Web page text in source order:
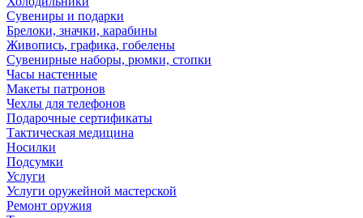
Сувениры и подарки
Брелоки, значки, карабины
Живопись, графика, гобелены
Сувенирные наборы, рюмки, стопки
Часы настенные
Макеты патронов
Чехлы для телефонов
Подарочные сертификаты
Тактическая медицина
Носилки
Подсумки
Услуги
Услуги оружейной мастерской
Ремонт оружия